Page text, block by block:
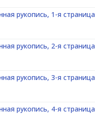
рукопись, 1-я страница
рукопись, 2-я страница
рукопись, 3-я страница
рукопись, 4-я страница